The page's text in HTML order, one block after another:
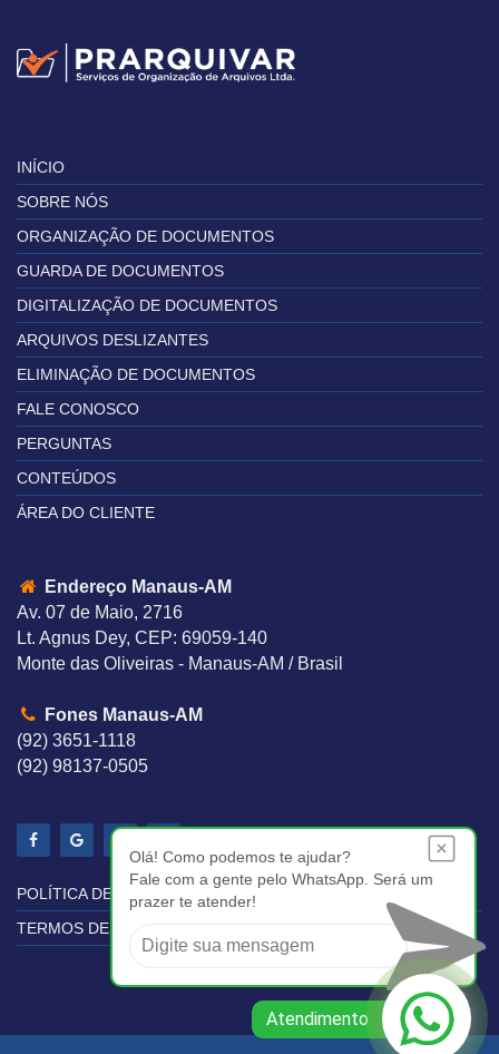
Olá! Como podemos te ajudar?
Fale com a gente pelo WhatsApp. Será um
prazer te atender!
INÍCIO
SOBRE NÓS
ORGANIZAÇÃO DE DOCUMENTOS
GUARDA DE DOCUMENTOS
DIGITALIZAÇÃO DE DOCUMENTOS
ARQUIVOS DESLIZANTES
ELIMINAÇÃO DE DOCUMENTOS
FALE CONOSCO
PERGUNTAS
CONTEÚDOS
ÁREA DO CLIENTE
Endereço Manaus-AM
Av. 07 de Maio, 2716
Lt. Agnus Dey, CEP: 69059-140
Monte das Oliveiras - Manaus-AM / Brasil
Fones Manaus-AM
(92) 3651-1118
(92) 98137-0505
POLÍTICA DE PRIVACIDADE
TERMOS DE USO